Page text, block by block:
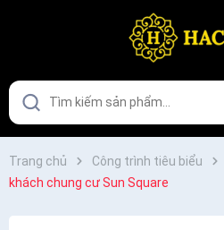
Trang chủ Công trình tiêu biểu
khách chung cư Sun Square